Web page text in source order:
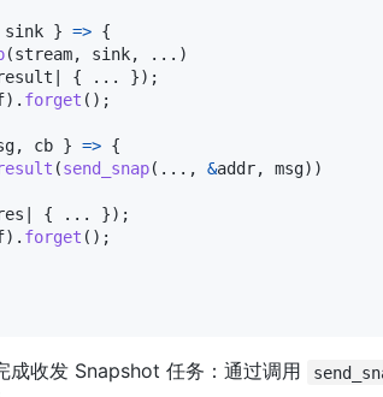
sink } => {
(stream, sink, ... )
{ ... }) ;
) . forget ( ) ;
, cb } => {
(send_snap( ... , &addr, msg) )
{ ... }) ;
) . forget ( ) ;
成收发 Snapshot 任务：通过调用